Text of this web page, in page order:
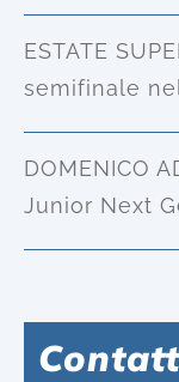
ESTATE
semifinale
DOMENICO
Junior Next